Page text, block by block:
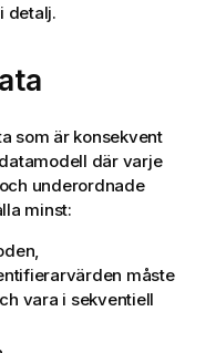
detalj.
som är konsekvent
där varje
underordnade
minst:
måste
vara i sekventiell